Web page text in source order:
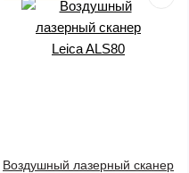
Воздушный лазерный сканер